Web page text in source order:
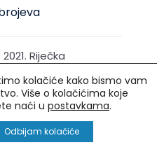
Riječka
Creative Media™
kolačiće kako bismo vam
Više o kolačićima koje
naći u postavkama.
Odbijam kolačiće